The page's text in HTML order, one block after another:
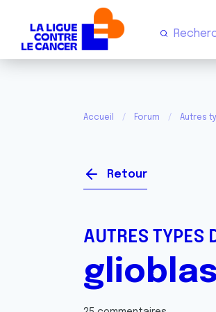
Accueil Forum Autres
Retour
AUTRES TYPES